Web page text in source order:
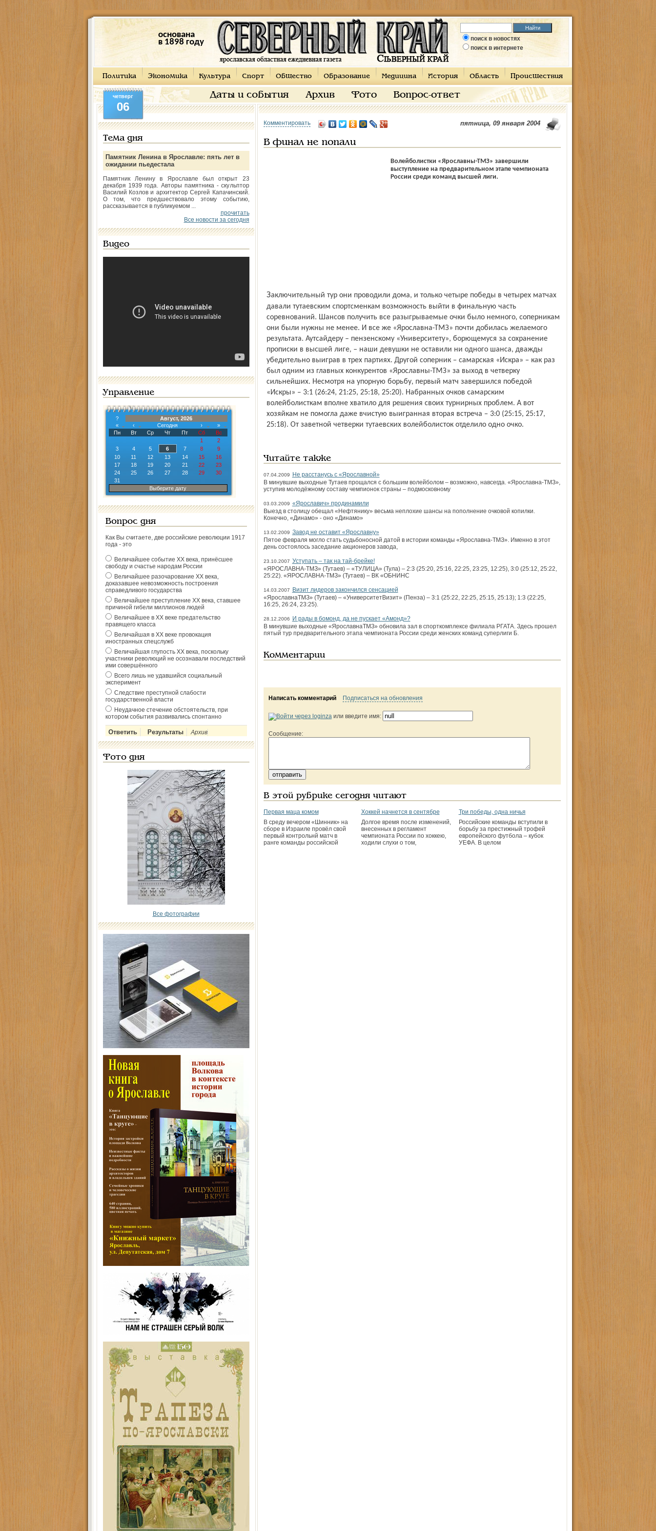
основана
в 1898 году
поиск в новостях
поиск в интернете
Политика Экономика Культура Спорт Общество Образование Медицина История Область Происшествия
Даты и события Архив Фото Вопрос-ответ
четверг
06
Тема дня
Памятник Ленина в Ярославле: пять лет в
ожидании пьедестала
Памятник Ленину в Ярославле был открыт 23
декабря 1939 года. Авторы памятника - скульптор
Василий Козлов и архитектор Сергей Капачинский.
О том, что предшествовало этому событию,
рассказывается в публикуемом ...
прочитать
Все новости за сегодня
Видео
Управление
?
Август, 2026
«
‹ Сегодня ›
»
Пн
Вт Ср Чт Пт Сб
Вс
1
2
3
4 5 6 7 8
9
10
11 12 13 14 15
16
17
18 19 20 21 22
23
24
25 26 27 28 29
30
31
Выберите дату
Вопрос дня
Как Вы считаете, две российские революции 1917
года - это
Величайшее событие ХХ века, принёсшее
свободу и счастье народам России
Величайшее разочарование ХХ века,
доказавшее невозможность построения
справедливого государства
Величайшее преступление ХХ века, ставшее
причиной гибели миллионов людей
Величайшее в ХХ веке предательство
правящего класса
Величайшая в ХХ веке провокация
иностранных спецслужб
Величайшая глупость ХХ века, поскольку
участники революций не осознавали последствий
ими совершённого
Всего лишь не удавшийся социальный
эксперимент
Следствие преступной слабости
государственной власти
Неудачное стечение обстоятельств, при
котором события развивались спонтанно
Архив
Фото дня
Все фотографии
Комментировать пятница, 09 января 2004
В финал не попали
Волейболистки «Ярославны-ТМЗ» завершили
выступление на предварительном этапе чемпионата
России среди команд высшей лиги.
Заключительный тур они проводили дома, и только четыре победы в четырех матчах
давали тутаевским спортсменкам возможность выйти в финальную часть
соревнований. Шансов получить все разыгрываемые очки было немного, соперникам
они были нужны не менее. И все же «Ярославна-ТМЗ» почти добилась желаемого
результата. Аутсайдеру – пензенскому «Университету», борющемуся за сохранение
прописки в высшей лиге, – наши девушки не оставили ни одного шанса, дважды
убедительно выиграв в трех партиях. Другой соперник – самарская «Искра» – как раз
был одним из главных конкурентов «Ярославны-ТМЗ» за выход в четверку
сильнейших. Несмотря на упорную борьбу, первый матч завершился победой
«Искры» – 3:1 (26:24, 21:25, 25:18, 25:20). Набранных очков самарским
волейболисткам вполне хватило для решения своих турнирных проблем. А вот
хозяйкам не помогла даже вчистую выигранная вторая встреча – 3:0 (25:15, 25:17,
25:18). От заветной четверки тутаевских волейболисток отделило одно очко.
Читайте также
07.04.2009
Не расстанусь с «Ярославной»
В минувшие выходные Тутаев прощался с большим волейболом – возможно, навсегда. «Ярославна-ТМЗ»,
уступив молодёжному составу чемпионок страны – подмосковному
03.03.2009 «Ярославич» продинамили
Выезд в столицу обещал «Нефтянику» весьма неплохие шансы на пополнение очковой копилки.
Конечно, «Динамо» - оно «Динамо»
13.02.2009 Завод не оставит «Ярославну»
Пятое февраля могло стать судьбоносной датой в истории команды «Ярославна-ТМЗ». Именно в этот
день состоялось заседание акционеров завода,
23.10.2007 Уступать – так на тай-брейке!
«ЯРОСЛАВНА-ТМЗ» (Тутаев) – «ТУЛИЦА» (Тула) – 2:3 (25:20, 25:16, 22:25, 23:25, 12:25), 3:0 (25:12, 25:22,
25:22). «ЯРОСЛАВНА-ТМЗ» (Тутаев) – ВК «ОБНИНС
14.03.2007
Визит лидеров закончился сенсацией
«Ярославна­ТМЗ» (Тутаев) – «Университет­Визит» (Пенза) – 3:1 (25:22, 22:25, 25:15, 25:13); 1:3 (22:25,
16:25, 26:24, 23:25).
28.12.2006
И рады в бомонд, да не пускает «Амонд»?
В минувшие выходные «Ярославна­ТМЗ» обновила зал в спорткомплексе филиала РГАТА. Здесь прошел
пятый тур предварительного этапа чемпионата России среди женских команд суперлиги Б.
Комментарии
Написать комментарий Подписаться на обновления
или введите имя:
Сообщение:
В этой рубрике сегодня читают
Первая маца комом
В среду вечером «Шинник» на
сборе в Израиле провёл свой
первый контрольнй матч в
ранге команды российской
Хоккей начнется в сентябре
Долгое время после изменений,
внесенных в регламент
чемпионата России по хоккею,
ходили слухи о том,
Три победы, одна ничья
Российские команды вступили в
борьбу за престижный трофей
европейского футбола – кубок
УЕФА. В целом